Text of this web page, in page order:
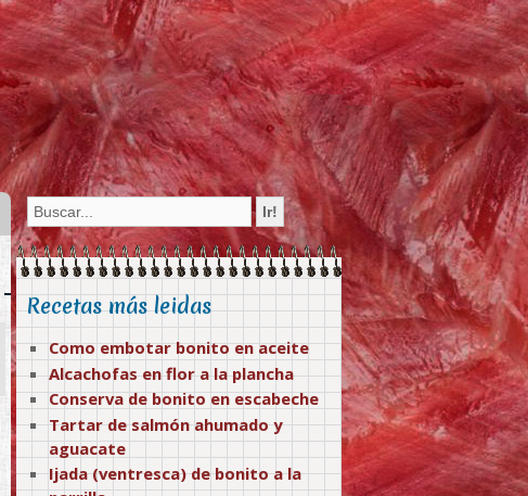
Recetas más leidas
Como embotar bonito en aceite
Alcachofas en flor a la plancha
Conserva de bonito en escabeche
Tartar de salmón ahumado y
aguacate
Ijada (ventresca) de bonito a la